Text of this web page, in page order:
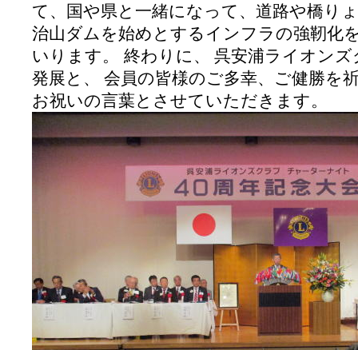
て、国や県と一緒になって、道路や橋り
治山ダムを始めとするインフラの強靭化
いります。
終わりに、 呉安浦ライオン
発展と、 会員の皆様のご多幸、ご健勝を
お祝いの言葉とさせていただきます。